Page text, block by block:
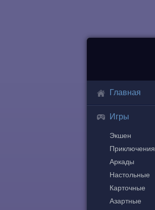
Главная
Игры
Экшен
Приключения
Аркады
Настольные
Карточные
Азартные